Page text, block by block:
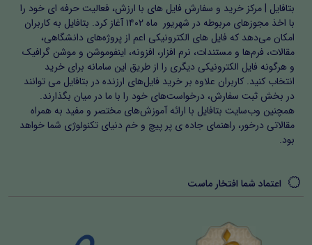
بتافایل | مرکز خرید و سفارش فایل های با ارزش، فعالیت حرفه ای خود را
با اخذ مجوزهای مربوطه در شهریور ماه ۱۴۰۲ آغاز کرد. بتافایل به کاربران
امکان می‌دهد که فایل های الکترونیکی اعم از پروژه‌های دانشگاهی،
مقالات، فرم‌ها و مستندات، نرم افزار، افزونه، اینفوموشن و موشن گرافیک
و هرگونه فایل الکترونیکی دیگری را از طریق این سامانه برای خرید
انتخاب کنید. کاربران علاوه بر خرید فایل‌های ارزنده در بتافایل می توانند
در بخش ثبت سفارش، درخواست‌های خود را با ما در میان بگذارند.
همچنین وب‌سایت بتافایل با ارائه آموزش‌های مختصر و مفید به همراه
مقالاتی درخور، راهنمای جاده ی پر پیچ و خم دنیای تکنولوژی شما خواهد
بود.
اعتماد شما افتخار ماست